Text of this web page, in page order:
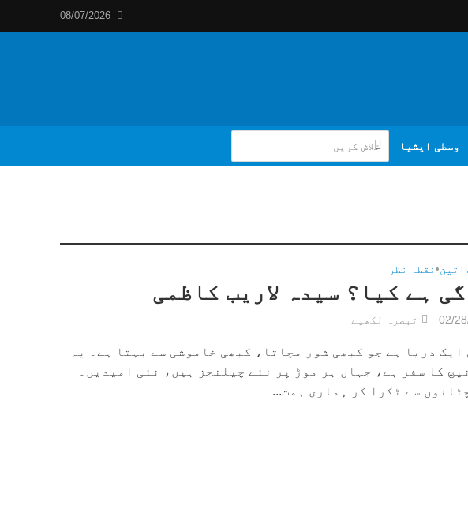
08/07/2026
وسطی ایشیا
• نقطہ نظر
ہے کیا؟ سیدہ لاریب کاظمی
02/ تبصرہ لکھیے
ایک دریا ہے جو کبھی شور مچاتا، کبھی خاموشی سے بہتا ہے۔ یہ
کا سفر ہے، جہاں ہر موڑ پر نئے چیلنجز ہیں، نئی امیدیں۔
سے ٹکرا کر ہماری ہمت...